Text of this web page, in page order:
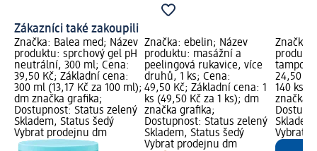
Zákazníci také zakoupili
Značka: Balea med; Název
produktu: sprchový gel pH
neutrální, 300 ml; Cena:
39,50 Kč; Základní cena:
300 ml (13,17 Kč za 100 ml);
dm značka grafika;
Dostupnost: Status zelený
Skladem, Status šedý
Vybrat prodejnu dm
Značka: ebelin; Název
produktu: masážní a
peelingová rukavice, více
druhů, 1 ks; Cena:
49,50 Kč; Základní cena: 1
ks (49,50 Kč za 1 ks); dm
značka grafika;
Dostupnost: Status zelený
Skladem, Status šedý
Vybrat prodejnu dm
Značka:
24,50
140 ks
značka
Vybrat